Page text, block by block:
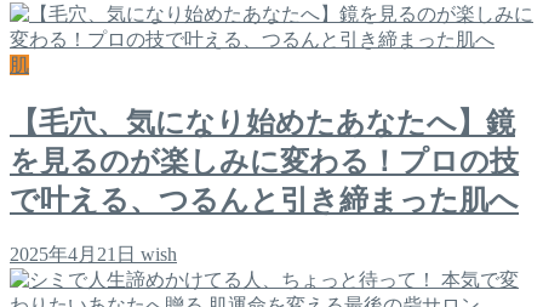
肌
【毛穴、気になり始めたあなたへ】鏡
を見るのが楽しみに変わる！プロの技
で叶える、つるんと引き締まった肌へ
2025年4月21日 wish